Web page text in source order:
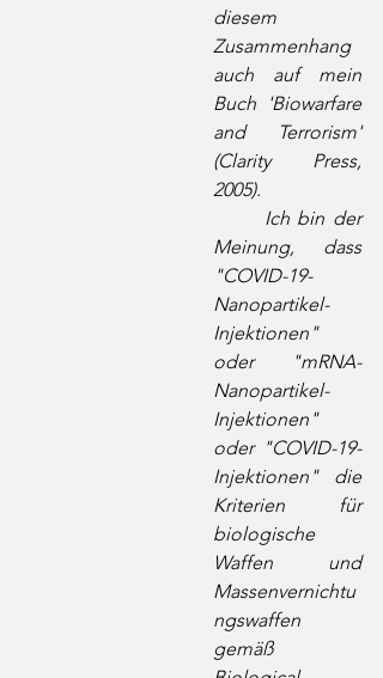
diesem
Zusammenhang
auch auf mein
Buch 'Biowarfare
and Terrorism'
(Clarity Press,
2005).
Meinung, dass
"COVID-19-
Nanopartikel-
Injektionen"
oder "mRNA-
Nanopartikel-
Injektionen"
oder "COVID-19-
Injektionen" die
Kriterien für
biologische
Waffen und
Massenvernichtu
ngswaffen
gemäß